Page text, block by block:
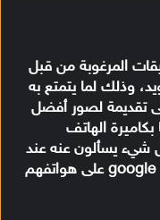
المرغوبة من قبل
وذلك لما يتمتع به
تقديمة لصور أفضل
الهاتف
شيء يسألون عنه عند
على هواتفهم